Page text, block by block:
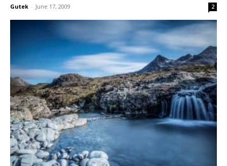
Gutek - June 17, 2009 2